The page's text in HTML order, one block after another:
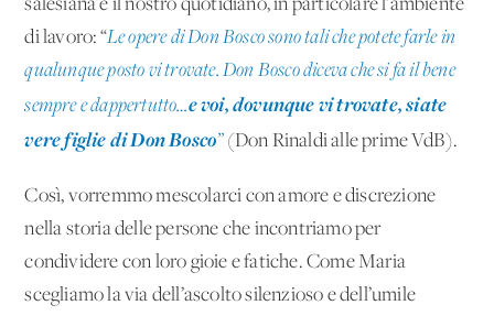
salesiana è il nostro quotidiano, in particolare l’ambiente
di lavoro: “Le opere di Don Bosco sono tali che potete farle in
qualunque posto vi trovate. Don Bosco diceva che si fa il bene
sempre e dappertutto…e voi, dovunque vi trovate, siate
vere figlie di Don Bosco”(Don Rinaldi alle prime VdB).
Così, vorremmo mescolarci con amore e discrezione
nella storia delle persone che incontriamo per
condividere con loro gioie e fatiche. Come Maria
scegliamo la via dell’ascolto silenzioso e dell’umile